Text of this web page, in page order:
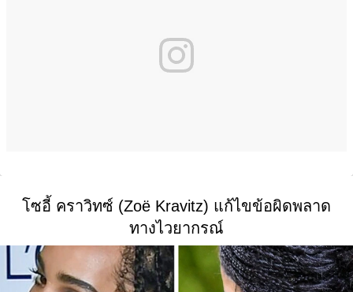
โซอี้ คราวิทซ์ (Zoë Kravitz) แก้ไขข้อผิดพลาด
ทางไวยากรณ์